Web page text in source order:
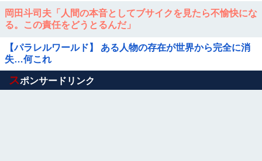
岡田斗司夫「人間の本音としてブサイクを見たら不愉快にな
る。この責任をどうとるんだ」
【パラレルワールド】 ある人物の存在が世界から完全に消
失…何これ
Powered by livedoor 相互RSS
スポンサードリンク